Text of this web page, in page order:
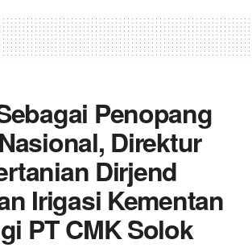
Penopang
Direktur
Dirjend
Irigasi Kementan
PT CMK Solok